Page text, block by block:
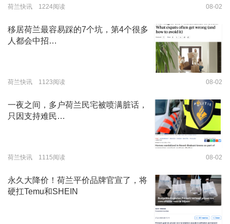
荷兰快讯 1224阅读 08-02
移居荷兰最容易踩的7个坑，第4个很多
人都会中招…
荷兰快讯 1123阅读 08-02
一夜之间，多户荷兰民宅被喷满脏话，
只因支持难民…
荷兰快讯 1115阅读 08-02
永久大降价！荷兰平价品牌官宣了，将
硬扛Temu和SHEIN